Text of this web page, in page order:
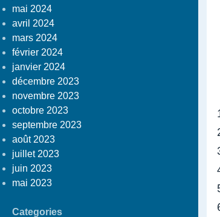
mai 2024
avril 2024
mars 2024
février 2024
janvier 2024
décembre 2023
novembre 2023
octobre 2023
septembre 2023
août 2023
juillet 2023
juin 2023
mai 2023
Categories